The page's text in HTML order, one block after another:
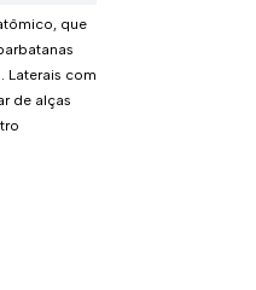
que
Laterais com
de alças